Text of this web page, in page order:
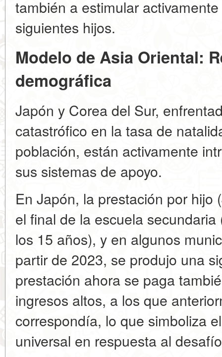
también a estimular
siguientes hijos.
Modelo de Asia Oriental:
demográfica
Japón y Corea del Sur,
catastrófico en la tasa de
población, están activamente
sus sistemas de apoyo.
En Japón, la prestación por hijo
el final de la escuela
los 15 años), y en algunos
partir de 2023, se produjo una
prestación ahora se paga
ingresos altos, a los que
correspondía, lo que simboliza
universal en respuesta al